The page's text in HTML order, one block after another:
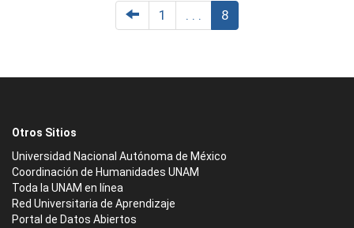
1 . . . 8
Otros Sitios
Universidad Nacional Autónoma de México
Coordinación de Humanidades UNAM
Toda la UNAM en línea
Red Universitaria de Aprendizaje
Portal de Datos Abiertos